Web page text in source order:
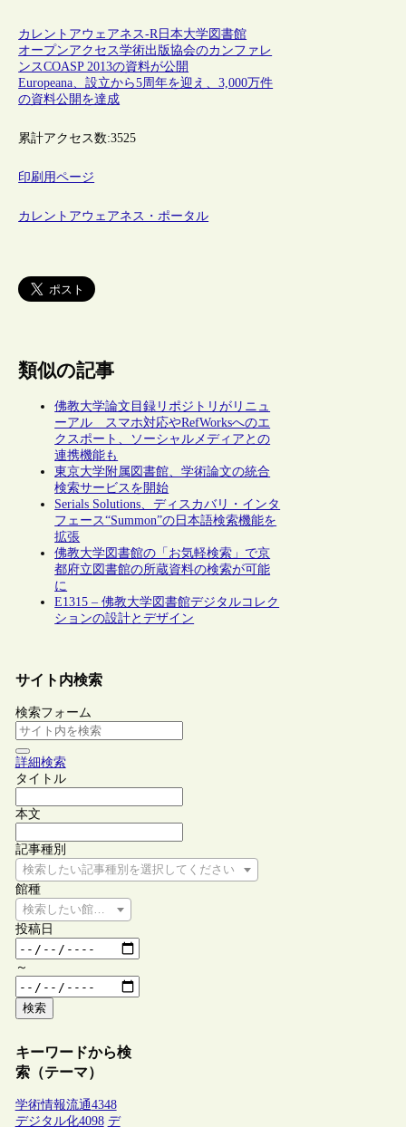
カレントアウェアネス-R 日本大学図書館
オープンアクセス学術出版協会のカンファレ
ンスCOASP 2013の資料が公開
Europeana、設立から5周年を迎え、3,000万件
の資料公開を達成
累計アクセス数:3525
印刷用ページ
カレントアウェアネス・ポータル
類似の記事
佛教大学論文目録リポジトリがリニュ
ーアル スマホ対応やRefWorksへのエ
クスポート、ソーシャルメディアとの
連携機能も
東京大学附属図書館、学術論文の統合
検索サービスを開始
Serials Solutions、ディスカバリ・インタ
フェース“Summon”の日本語検索機能を
拡張
佛教大学図書館の「お気軽検索」で京
都府立図書館の所蔵資料の検索が可能
に
E1315 – 佛教大学図書館デジタルコレク
ションの設計とデザイン
サイト内検索
検索フォーム
詳細検索
タイトル
本文
記事種別
検索したい記事種別を選択してください
館種
検索したい館種を選択してください
投稿日
～
検索
キーワードから検
索（テーマ）
学術情報流通4348
デジタル化4098 デ